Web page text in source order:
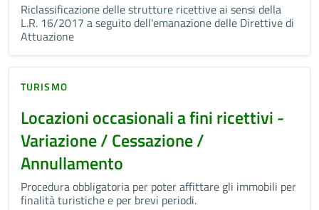
Riclassificazione delle strutture ricettive ai sensi della
L.R. 16/2017 a seguito dell'emanazione delle Direttive di
Attuazione
TURISMO
Locazioni occasionali a fini ricettivi -
Variazione / Cessazione /
Annullamento
Procedura obbligatoria per poter affittare gli immobili per
finalità turistiche e per brevi periodi.